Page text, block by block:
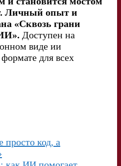
Личный опыт и
«Сквозь грани
Доступен на
виде ии
для всех
просто код, а